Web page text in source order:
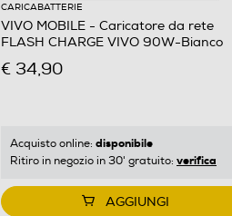
CARICABATTERIE
VIVO MOBILE - Caricatore da rete
FLASH CHARGE VIVO 90W-Bianco
€ 34,90
Acquisto online: disponibile
Ritiro in negozio in 30' gratuito: verifica
AGGIUNGI